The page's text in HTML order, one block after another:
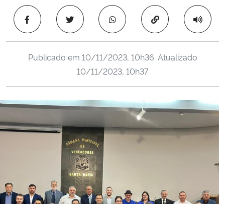
Ministério de Minas e Energia
Ministério do Meio Ambiente
Ministério do Turismo
Ministério do Desenvolvimento Regional
Controladoria-Geral da União
Ministério da Mulher, da Família e dos Direitos Humanos
Copiar para área
Publicado em 10/11/2023, 10h36. Atualizado
10/11/2023, 10h37